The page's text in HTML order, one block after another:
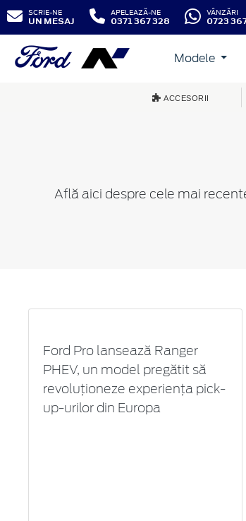
SCRIE-NE
UN MESAJ
APELEAZĂ-NE
0371 367 328
VÂNZĂRI
0723
Modele
ACCESORII
Află aici despre cele mai
Ford Pro lansează Ranger
PHEV, un model pregătit să
revoluţioneze experienţa pick-
up-urilor din Europa